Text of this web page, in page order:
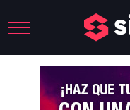
Mobile Menu Toggle